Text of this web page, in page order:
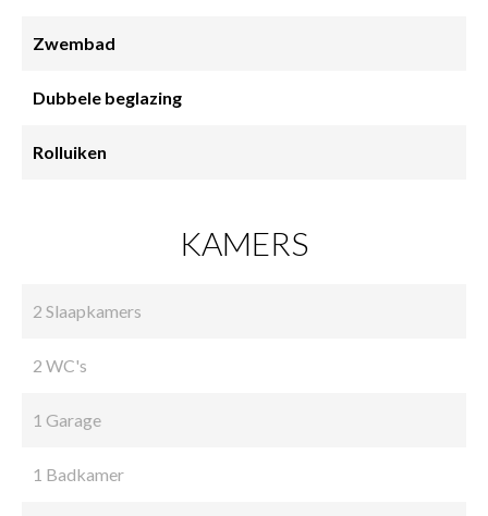
Zwembad
Dubbele beglazing
Rolluiken
KAMERS
2 Slaapkamers
2 WC's
1 Garage
1 Badkamer